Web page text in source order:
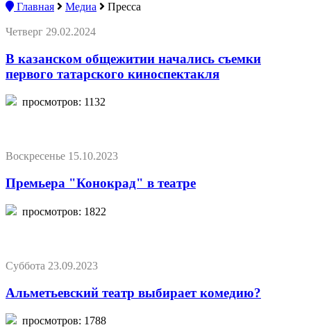
Главная
Медиа Пресса
Четверг 29.02.2024
В казанском общежитии начались съемки
первого татарского киноспектакля
просмотров: 1132
Воскресенье 15.10.2023
Премьера "Конокрад" в театре
просмотров: 1822
Суббота 23.09.2023
Альметьевский театр выбирает комедию?
просмотров: 1788